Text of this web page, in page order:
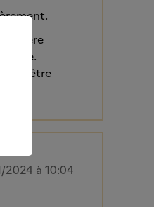
d'être
2024 à 10:04